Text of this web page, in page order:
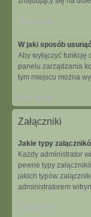
Na górę
W jaki sposób
Aby wyłączyć
panelu zarządzania
tym miejscu można
Na górę
Załączniki
Jakie typy
Każdy administrator
pewne typy
jakich typów
administratorem